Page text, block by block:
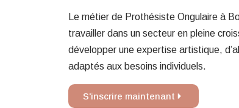
Le métier de Prothésiste Ongulaire à
travailler dans un secteur en pleine
développer une expertise artistique,
adaptés aux besoins individuels.
S'inscrire maintenant